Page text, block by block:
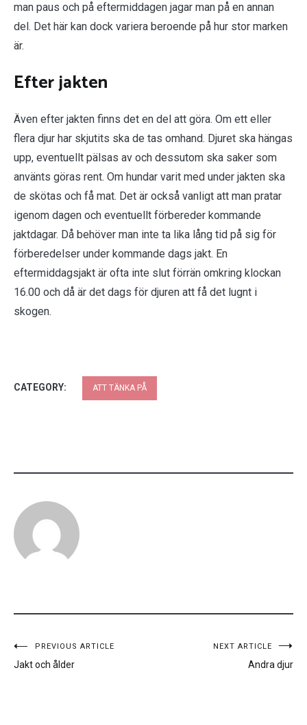
man paus och på eftermiddagen jagar man på en annan
del. Det här kan dock variera beroende på hur stor marken
är.
Efter jakten
Även efter jakten finns det en del att göra. Om ett eller
flera djur har skjutits ska de tas omhand. Djuret ska hängas
upp, eventuellt pälsas av och dessutom ska saker som
använts göras rent. Om hundar varit med under jakten ska
de skötas och få mat. Det är också vanligt att man pratar
igenom dagen och eventuellt förbereder kommande
jaktdagar. Då behöver man inte ta lika lång tid på sig för
förberedelser under kommande dags jakt. En
eftermiddagsjakt är ofta inte slut förrän omkring klockan
16.00 och då är det dags för djuren att få det lugnt i
skogen.
CATEGORY: ATT TÄNKA PÅ
Inläggsnavigering
PREVIOUS ARTICLE
Jakt och ålder
NEXT ARTICLE
Andra djur